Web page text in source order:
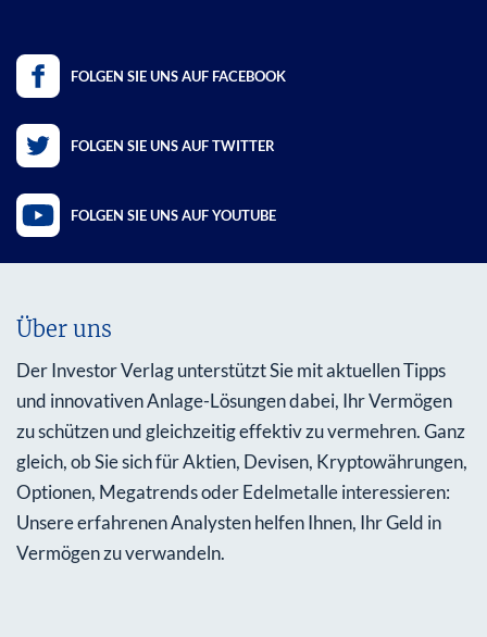
FOLGEN SIE UNS AUF FACEBOOK
FOLGEN SIE UNS AUF TWITTER
FOLGEN SIE UNS AUF YOUTUBE
Über uns
Der Investor Verlag unterstützt Sie mit aktuellen Tipps
und innovativen Anlage-Lösungen dabei, Ihr Vermögen
zu schützen und gleichzeitig effektiv zu vermehren. Ganz
gleich, ob Sie sich für Aktien, Devisen, Kryptowährungen,
Optionen, Megatrends oder Edelmetalle interessieren:
Unsere erfahrenen Analysten helfen Ihnen, Ihr Geld in
Vermögen zu verwandeln.